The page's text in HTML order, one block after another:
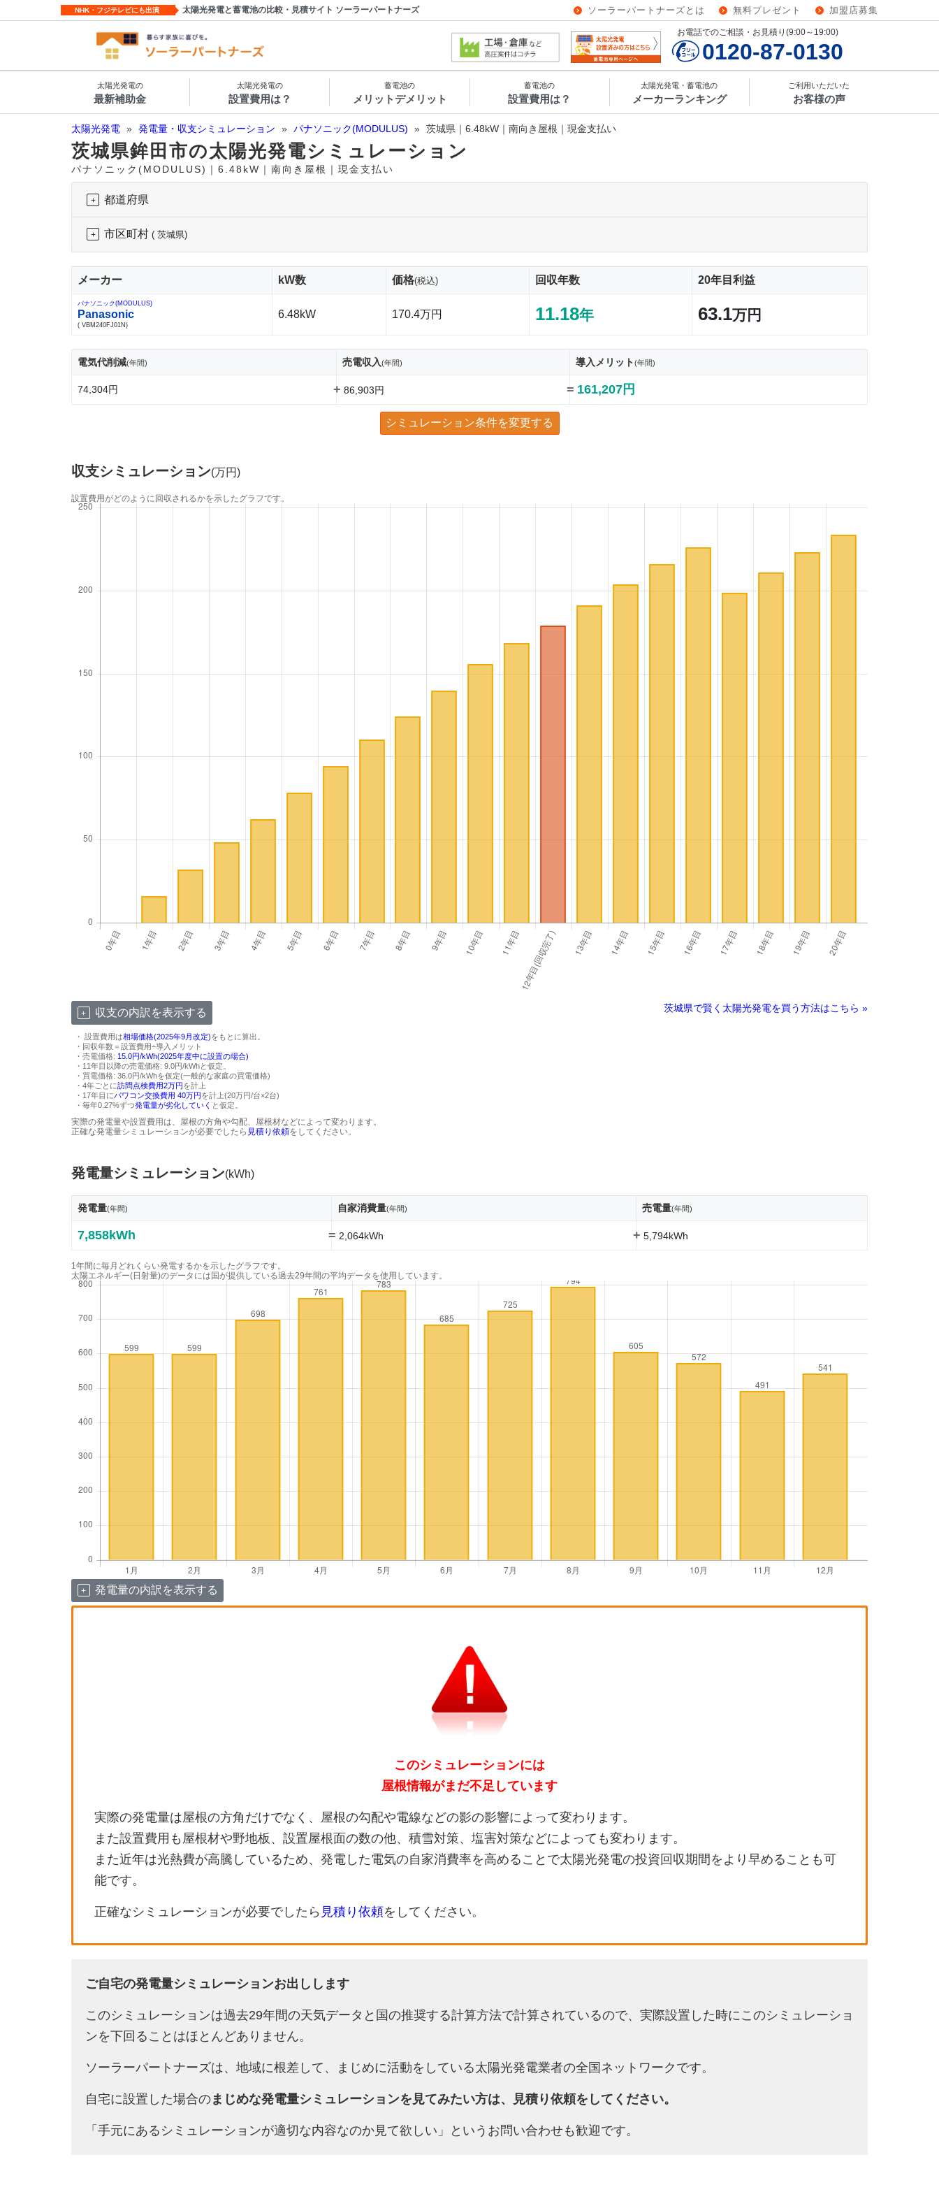
NHK・フジテレビにも出演 太陽光発電と蓄電池の比較・見積サイト ソーラーパートナーズ ソーラーパートナーズとは 無料プレゼント 加盟店募集
お電話でのご相談・お見積り(9:00～19:00)
0120-87-0130
太陽光発電の
最新補助金
太陽光発電の
設置費用は？
蓄電池の
メリットデメリット
蓄電池の
設置費用は？
太陽光発電・蓄電池の
メーカーランキング
ご利用いただいた
お客様の声
太陽光発電 » 発電量・収支シミュレーション » パナソニック(MODULUS) » 茨城県｜6.48kW｜南向き屋根｜現金支払い
茨城県鉾田市の太陽光発電シミュレーション
パナソニック(MODULUS)｜6.48kW｜南向き屋根｜現金支払い
都道府県
市区町村 ( 茨城県)
メーカー kW数 価格(税込) 回収年数 20年目利益
パナソニック(MODULUS)
Panasonic
( VBM240FJ01N)
6.48kW 170.4万円 11.18年 63.1万円
電気代削減(年間) 売電収入(年間) 導入メリット(年間)
74,304円 + 86,903円 = 161,207円
シミュレーション条件を変更する
収支シミュレーション(万円)
設置費用がどのように回収されるかを示したグラフです。
収支の内訳を表示する 茨城県で賢く太陽光発電を買う方法はこちら »
・ 設置費用は相場価格(2025年9月改定)をもとに算出。
・回収年数＝設置費用÷導入メリット
・売電価格: 15.0円/kWh(2025年度中に設置の場合)
・11年目以降の売電価格: 9.0円/kWhと仮定。
・買電価格: 36.0円/kWhを仮定(一般的な家庭の買電価格)
・4年ごとに訪問点検費用2万円を計上
・17年目にパワコン交換費用 40万円を計上(20万円/台×2台)
・毎年0.27%ずつ発電量が劣化していく と仮定。
実際の発電量や設置費用は、屋根の方角や勾配、屋根材などによって変わります。
正確な発電量シミュレーションが必要でしたら 見積り依頼をしてください。
発電量シミュレーション(kWh)
発電量(年間) 自家消費量(年間) 売電量(年間)
7,858kWh = 2,064kWh + 5,794kWh
1年間に毎月どれくらい発電するかを示したグラフです。
太陽エネルギー(日射量)のデータには国が提供している過去29年間の平均データを使用しています。
発電量の内訳を表示する
このシミュレーションには
屋根情報がまだ不足しています
実際の発電量は屋根の方角だけでなく、屋根の勾配や電線などの影の影響によって変わります。
また設置費用も屋根材や野地板、設置屋根面の数の他、積雪対策、塩害対策などによっても変わります。
また近年は光熱費が高騰しているため、発電した電気の自家消費率を高めることで太陽光発電の投資回収期間をより早めることも可
能です。
正確なシミュレーションが必要でしたら 見積り依頼をしてください。
ご自宅の発電量シミュレーションお出しします
このシミュレーションは過去29年間の天気データと国の推奨する計算方法で計算されているので、実際設置した時にこのシミュレーショ
ンを下回ることはほとんどありません。
ソーラーパートナーズは、地域に根差して、まじめに活動をしている太陽光発電業者の全国ネットワークです。
自宅に設置した場合のまじめな発電量シミュレーションを見てみたい方は、見積り依頼をしてください。
「手元にあるシミュレーションが適切な内容なのか見て欲しい」というお問い合わせも歓迎です。